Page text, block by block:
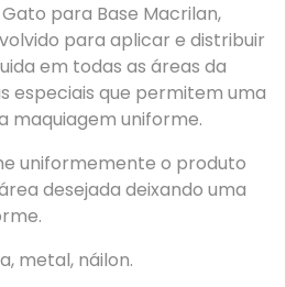
para Base Macrilan,
para aplicar e distribuir
em todas as áreas da
especiais que permitem uma
maquiagem uniforme.
uniformemente o produto
desejada deixando uma
metal, náilon.